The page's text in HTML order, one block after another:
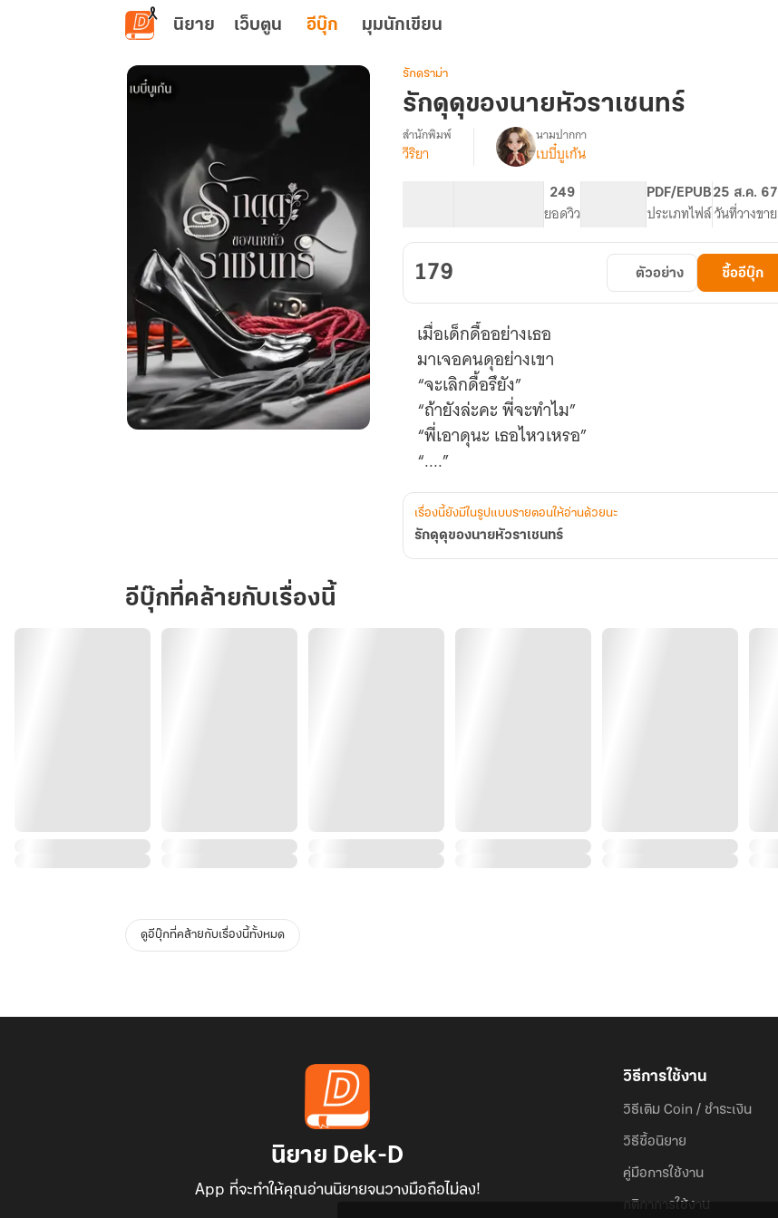
ข้ามไปยังเนื้อหาหลัก
นิยาย เว็บตูน อีบุ๊ก มุมนักเขียน
รักดราม่า
รักดุดุของนายหัวราเชนทร์
เรื่อง
นาย
หัว
ราเชนทร์
สำนักพิมพ์
วีริยา
นามปากกา
เบบี๋บูเก้น
249
ยอดวิว
PDF/EPUB
ประเภทไฟล์
25 ส.ค. 67
วันที่วางขาย
179 ตัวอย่าง ซื้ออีบุ๊ก
เมื่อเด็กดื้ออย่างเธอ
มาเจอคนดุอย่างเขา
“จะเลิกดื้อรึยัง”
“ถ้ายังล่ะคะ พี่จะทำไม”
“พี่เอาดุนะ เธอไหวเหรอ”
เรื่องนี้ยังมีในรูปแบบรายตอนให้อ่านด้วยนะ
รักดุดุของนายหัวราเชนทร์
อีบุ๊กที่คล้ายกับเรื่องนี้
ดูอีบุ๊กที่คล้ายกับเรื่องนี้ทั้งหมด
นิยาย Dek-D
App ที่จะทำให้คุณอ่านนิยายจนวางมือถือไม่ลง!
วิธีการใช้งาน
วิธีเติม Coin / ชำระเงิน
วิธีซื้อนิยาย
คู่มือการใช้งาน
กติกาการใช้งาน